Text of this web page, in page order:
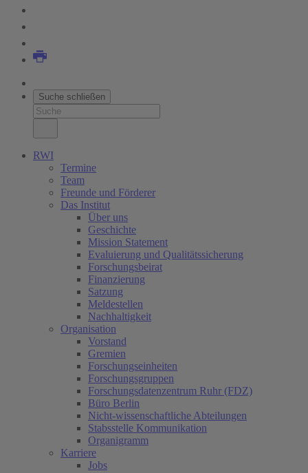
Suche schließen
RWI
Termine
Team
Freunde und Förderer
Das Institut
Über uns
Geschichte
Mission Statement
Evaluierung und Qualitätssicherung
Forschungsbeirat
Finanzierung
Satzung
Meldestellen
Nachhaltigkeit
Organisation
Vorstand
Gremien
Forschungseinheiten
Forschungsgruppen
Forschungsdatenzentrum Ruhr (FDZ)
Büro Berlin
Nicht-wissenschaftliche Abteilungen
Stabsstelle Kommunikation
Organigramm
Karriere
Jobs